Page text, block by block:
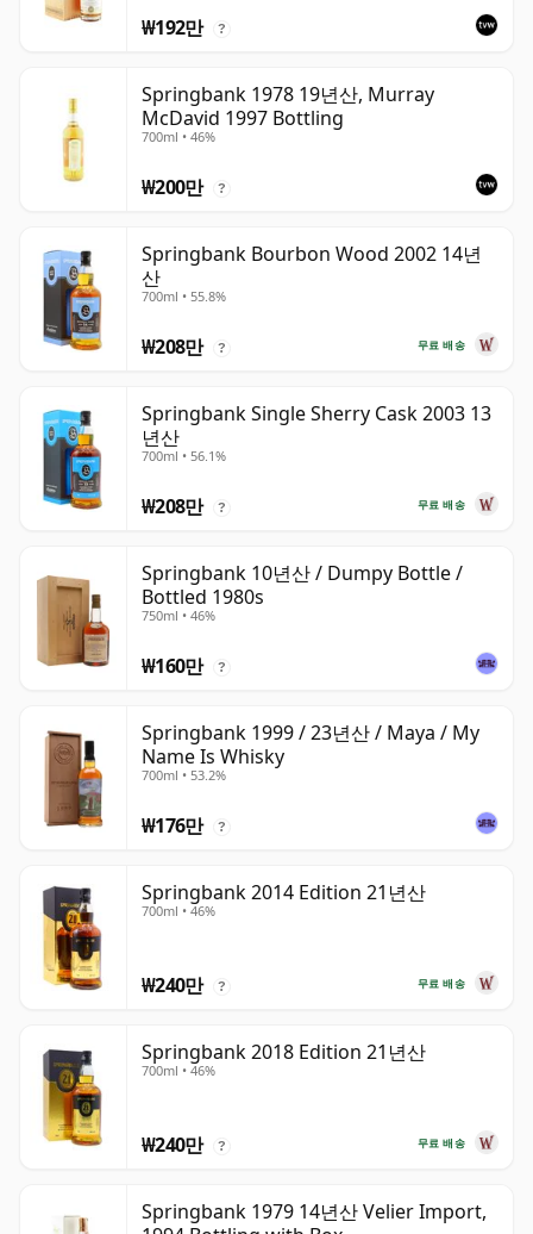
₩192만 ?
Springbank 1978 19년산, Murray
McDavid 1997 Bottling
700ml • 46%
₩200만 ?
Springbank Bourbon Wood 2002 14년
산
700ml • 55.8%
무료 배송
₩208만 ?
Springbank Single Sherry Cask 2003 13
년산
700ml • 56.1%
무료 배송
₩208만 ?
Springbank 10년산 / Dumpy Bottle /
Bottled 1980s
750ml • 46%
₩160만 ?
Springbank 1999 / 23년산 / Maya / My
Name Is Whisky
700ml • 53.2%
₩176만 ?
Springbank 2014 Edition 21년산
700ml • 46%
무료 배송
₩240만 ?
Springbank 2018 Edition 21년산
700ml • 46%
무료 배송
₩240만 ?
Springbank 1979 14년산 Velier Import,